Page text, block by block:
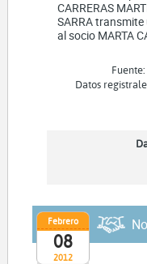
CARRERAS
SARRA
al socio MARTA
Datos
2012
Febrero
08